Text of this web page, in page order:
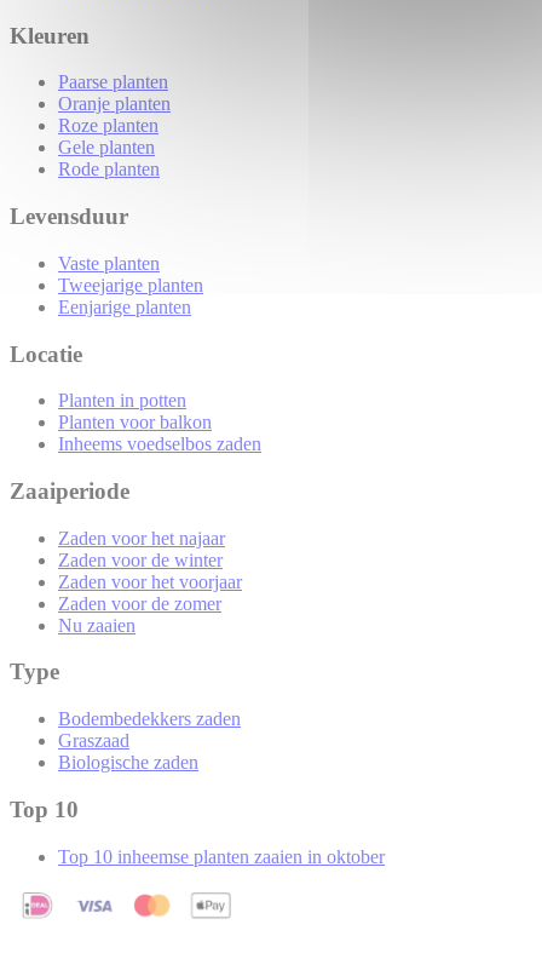
Kleuren
Paarse planten
Oranje planten
Roze planten
Gele planten
Rode planten
Levensduur
Vaste planten
Tweejarige planten
Eenjarige planten
Locatie
Planten in potten
Planten voor balkon
Inheems voedselbos zaden
Zaaiperiode
Zaden voor het najaar
Zaden voor de winter
Zaden voor het voorjaar
Zaden voor de zomer
Nu zaaien
Type
Bodembedekkers zaden
Graszaad
Biologische zaden
Top 10
Top 10 inheemse planten zaaien in oktober